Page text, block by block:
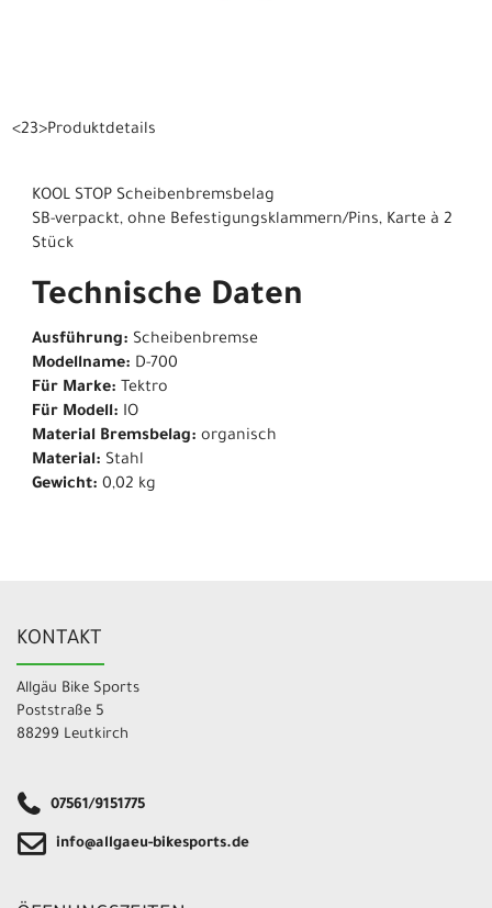
<23>Produktdetails
KOOL STOP Scheibenbremsbelag
SB-verpackt, ohne Befestigungsklammern/Pins, Karte à 2
Stück
Technische Daten
Ausführung: Scheibenbremse
Modellname: D-700
Für Marke: Tektro
Für Modell: IO
Material Bremsbelag: organisch
Material: Stahl
Gewicht: 0,02 kg
KONTAKT
Allgäu Bike Sports
Poststraße 5
88299 Leutkirch
07561/9151775
info@allgaeu-bikesports.de